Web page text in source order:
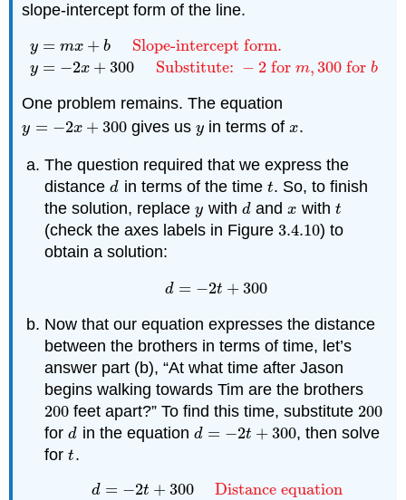
slope-intercept form of the line.
y
y
= mx + b
Slope-intercept form.
= −2x + 300 Substitute: − 2for m,300for b
y= x+b Slope-intercept form.y=−2
One problem remains. The equation
y = −2x + 300
y =− 2x+300 gives us y
y in terms ofx
x.
The question required that we express the
distanced
d in terms of the time t
t. So, to finish
the solution, replacey
y with d
d andx
x with t
t
(check the axes labels in Figure3.4.10
3.4.10) to
obtain a solution:
d = −2t + 300
d= −2t+300
Now that our equation expresses the distance
between the brothers in terms of time, let’s
answer part (b), “At what time after Jason
begins walking towards Tim are the brothers
200
200feet apart?” To find this time, substitute 200
200
ford
d in the equation d = −2t + 300
d=− 2t+300
, then solve
fort
t.
d = −2t + 300
Distance equation